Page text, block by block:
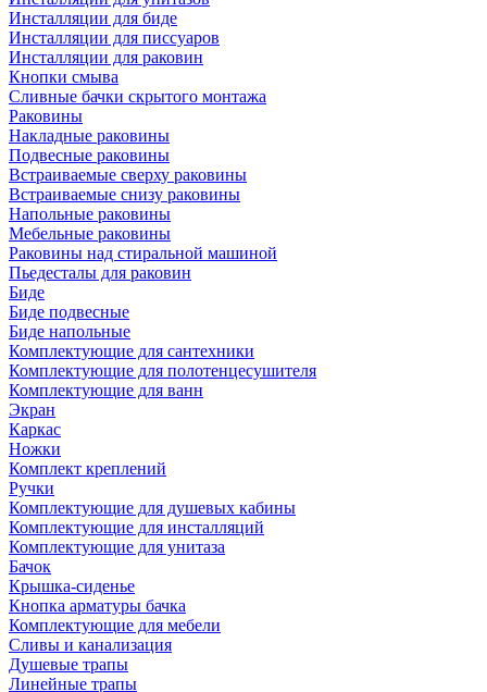
Инсталляции для биде
Инсталляции для писсуаров
Инсталляции для раковин
Кнопки смыва
Сливные бачки скрытого монтажа
Раковины
Накладные раковины
Подвесные раковины
Встраиваемые сверху раковины
Встраиваемые снизу раковины
Напольные раковины
Мебельные раковины
Раковины над стиральной машиной
Пьедесталы для раковин
Биде
Биде подвесные
Биде напольные
Комплектующие для сантехники
Комплектующие для полотенцесушителя
Комплектующие для ванн
Экран
Каркас
Ножки
Комплект креплений
Ручки
Комплектующие для душевых кабины
Комплектующие для инсталляций
Комплектующие для унитаза
Бачок
Крышка-сиденье
Кнопка арматуры бачка
Комплектующие для мебели
Сливы и канализация
Душевые трапы
Линейные трапы